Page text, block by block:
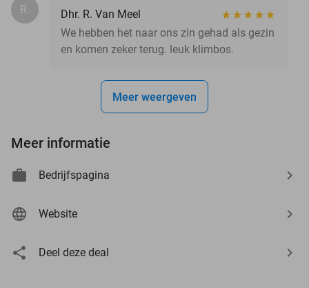
R.
Dhr. R. Van Meel
We hebben het naar ons zin gehad als gezin
en komen zeker terug. leuk klimbos.
Meer weergeven
Meer informatie
Bedrijfspagina
Website
Deel deze deal